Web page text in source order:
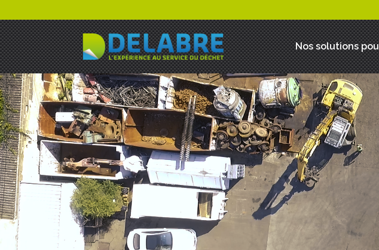
Nos solutions